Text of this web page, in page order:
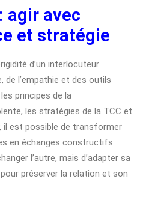
agir avec
et stratégie
d’un interlocuteur
de l’empathie et des outils
principes de la
les stratégies de la TCC et
il est possible de transformer
en échanges constructifs.
l’autre, mais d’adapter sa
préserver la relation et son